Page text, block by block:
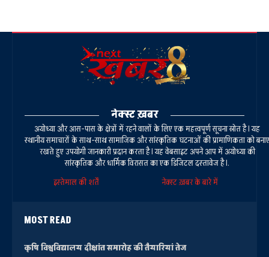
नेक्स्ट ख़बर
अयोध्या और आस-पास के क्षेत्रों में रहने वालों के लिए एक महत्वपूर्ण सूचना स्रोत है। यह
स्थानीय समाचारों के साथ-साथ सामाजिक और सांस्कृतिक घटनाओं की प्रामाणिकता को बनाए
रखते हुए उपयोगी जानकारी प्रदान करता है। यह वेबसाइट अपने आप में अयोध्या की
सांस्कृतिक और धार्मिक विरासत का एक डिजिटल दस्तावेज है।.
इस्तेमाल की शर्तें
नेक्स्ट ख़बर के बारे में
MOST READ
कृषि विश्वविद्यालय दीक्षांत समारोह की तैयारियां तेज